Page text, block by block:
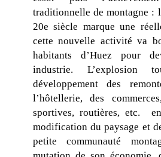
traditionnelle de montagne :
20e siècle marque une
cette nouvelle activité va
habitants d’Huez pour
industrie. L’explosion
développement des
l’hôtellerie, des
sportives, routières, etc.
modification du paysage et
petite communauté